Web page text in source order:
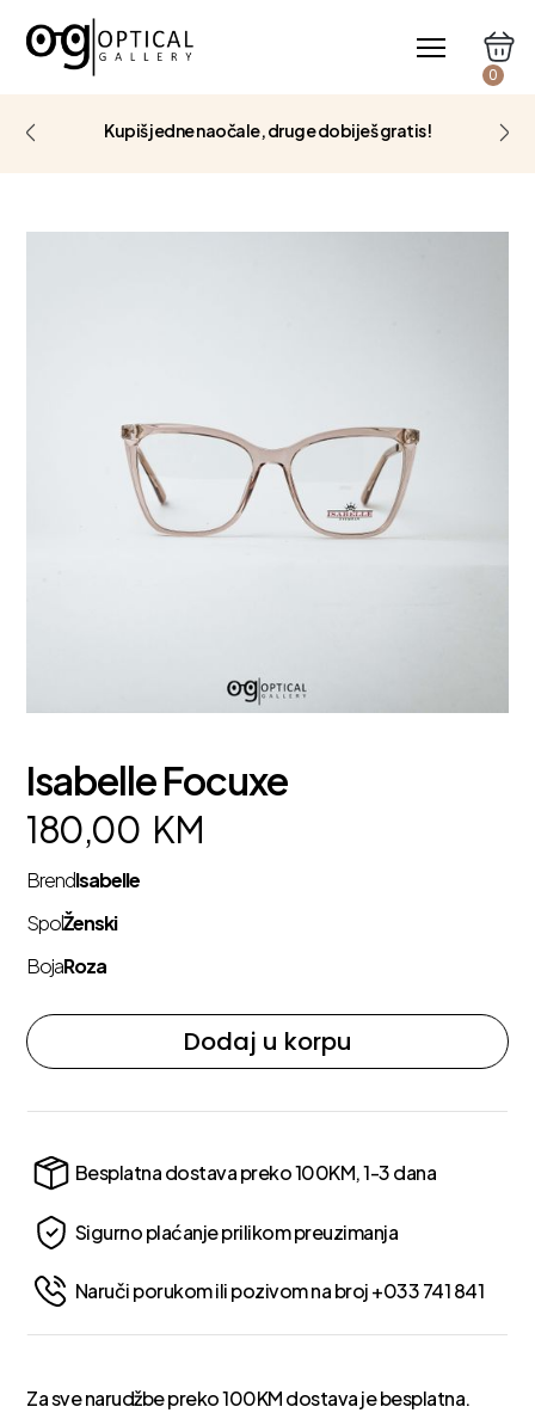
0
Kupiš jedne naočale, druge dobiješ gratis!
Isabelle Focuxe
180,00 KM
BrendIsabelle
SpolŽenski
BojaRoza
Dodaj u korpu
Besplatna dostava preko 100KM, 1-3 dana
Sigurno plaćanje prilikom preuzimanja
Naruči porukom ili pozivom na broj +033 741 841
Za sve narudžbe preko 100KM dostava je besplatna.